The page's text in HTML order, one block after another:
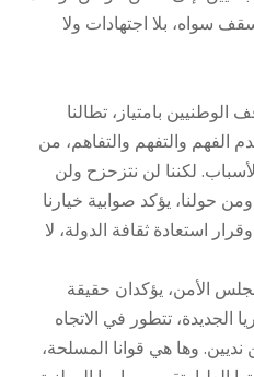
سواه، بلا اجتهادات ولا
الوطنيين بامتياز، تطالنا
الفهم والتفهم والتفاهم، من
لكننا لن نتزحزح ولن
حولنا، يؤكد صوابية خيارنا
استعادة ثقافة الدولة، لا
الأمن، يؤكدان حقيقة
الجديدة، تتطور في الاتجاه
وها هي قوانا المسلحة،